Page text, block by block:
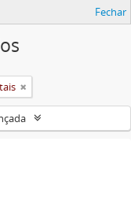
Fechar